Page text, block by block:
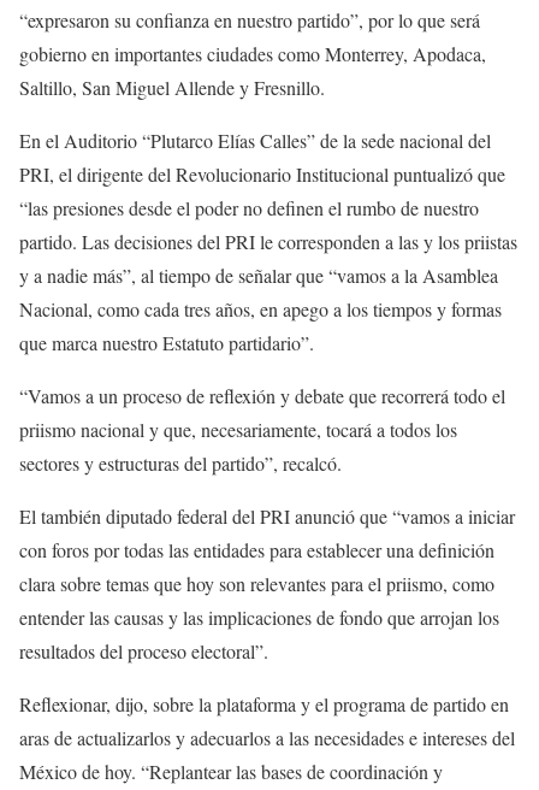
“expresaron su confianza en nuestro partido”, por lo que será
gobierno en importantes ciudades como Monterrey, Apodaca,
Saltillo, San Miguel Allende y Fresnillo.
En el Auditorio “Plutarco Elías Calles” de la sede nacional del
PRI, el dirigente del Revolucionario Institucional puntualizó que
“las presiones desde el poder no definen el rumbo de nuestro
partido. Las decisiones del PRI le corresponden a las y los priistas
y a nadie más”, al tiempo de señalar que “vamos a la Asamblea
Nacional, como cada tres años, en apego a los tiempos y formas
que marca nuestro Estatuto partidario”.
“Vamos a un proceso de reflexión y debate que recorrerá todo el
priismo nacional y que, necesariamente, tocará a todos los
sectores y estructuras del partido”, recalcó.
El también diputado federal del PRI anunció que “vamos a iniciar
con foros por todas las entidades para establecer una definición
clara sobre temas que hoy son relevantes para el priismo, como
entender las causas y las implicaciones de fondo que arrojan los
resultados del proceso electoral”.
Reflexionar, dijo, sobre la plataforma y el programa de partido en
aras de actualizarlos y adecuarlos a las necesidades e intereses del
México de hoy. “Replantear las bases de coordinación y